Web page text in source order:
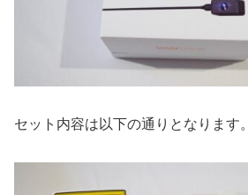
セット内容は以下の通りとなります。